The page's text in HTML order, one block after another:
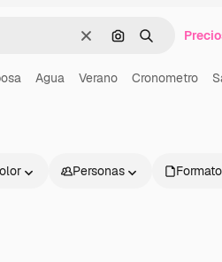
BorrarBuscar por
Buscar
Agua Verano Cronometro
Personas Formato